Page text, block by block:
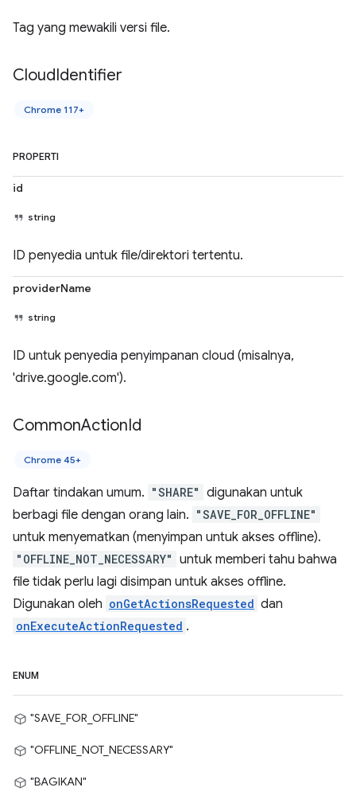
Tag yang mewakili versi file.
CloudIdentifier
Chrome 117+
PROPERTI
id
string
ID penyedia untuk file/direktori tertentu.
providerName
string
ID untuk penyedia penyimpanan cloud (misalnya,
'drive.google.com').
CommonActionId
Chrome 45+
Daftar tindakan umum. "SHARE" digunakan untuk
berbagi file dengan orang lain. "SAVE_FOR_OFFLINE"
untuk menyematkan (menyimpan untuk akses offline).
"OFFLINE_NOT_NECESSARY" untuk memberi tahu bahwa
file tidak perlu lagi disimpan untuk akses offline.
Digunakan oleh onGetActionsRequested dan
onExecuteActionRequested .
ENUM
"SAVE_FOR_OFFLINE"
"OFFLINE_NOT_NECESSARY"
"BAGIKAN"